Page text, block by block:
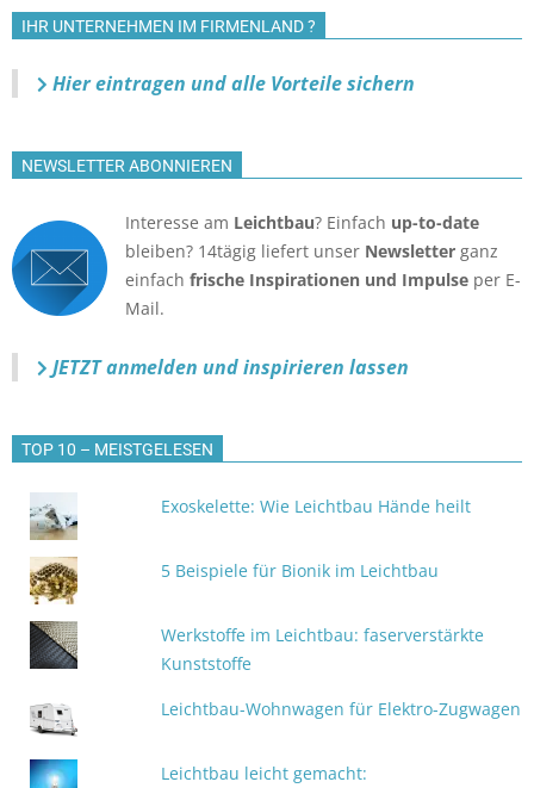
IHR UNTERNEHMEN IM FIRMENLAND ?
Hier eintragen und alle Vorteile sichern
NEWSLETTER ABONNIEREN
Interesse am Leichtbau? Einfach up-to-date
bleiben? 14tägig liefert unser Newsletter ganz
einfach frische Inspirationen und Impulse per E-
Mail.
JETZT anmelden und inspirieren lassen
TOP 10 – MEISTGELESEN
Exoskelette: Wie Leichtbau Hände heilt
5 Beispiele für Bionik im Leichtbau
Werkstoffe im Leichtbau: faserverstärkte
Kunststoffe
Leichtbau-Wohnwagen für Elektro-Zugwagen
Leichtbau leicht gemacht: